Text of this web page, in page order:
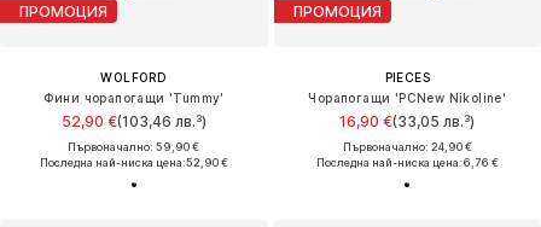
ПРОМОЦИЯ
WOLFORD
Фини чорапогащи 'Tummy'
52,90 €(103,46 лв.³)
Първоначално: 59,90 €
Последна най-ниска цена:52,90 €
ПРОМОЦИЯ
PIECES
Чорапогащи 'PCNew Nikoline'
16,90 €(33,05 лв.³)
Първоначално: 24,90 €
Последна най-ниска цена:6,76 €